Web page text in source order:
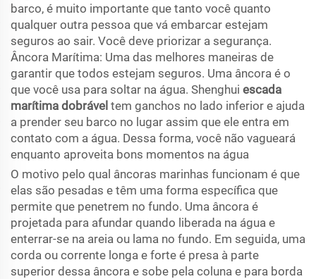
barco, é muito importante que tanto você quanto
qualquer outra pessoa que vá embarcar estejam
seguros ao sair. Você deve priorizar a segurança.
Âncora Marítima: Uma das melhores maneiras de
garantir que todos estejam seguros. Uma âncora é o
que você usa para soltar na água. Shenghui escada
marítima dobrável tem ganchos no lado inferior e ajuda
a prender seu barco no lugar assim que ele entra em
contato com a água. Dessa forma, você não vagueará
enquanto aproveita bons momentos na água
O motivo pelo qual âncoras marinhas funcionam é que
elas são pesadas e têm uma forma específica que
permite que penetrem no fundo. Uma âncora é
projetada para afundar quando liberada na água e
enterrar-se na areia ou lama no fundo. Em seguida, uma
corda ou corrente longa e forte é presa à parte
superior dessa âncora e sobe pela coluna e para borda